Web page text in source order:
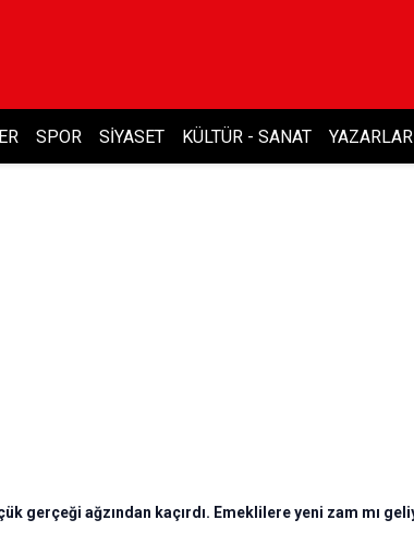
SPOR SIYASET KÜLTÜR - SANAT YAZARLAR
gerçeği ağzından kaçırdı. Emeklilere yeni zam mı